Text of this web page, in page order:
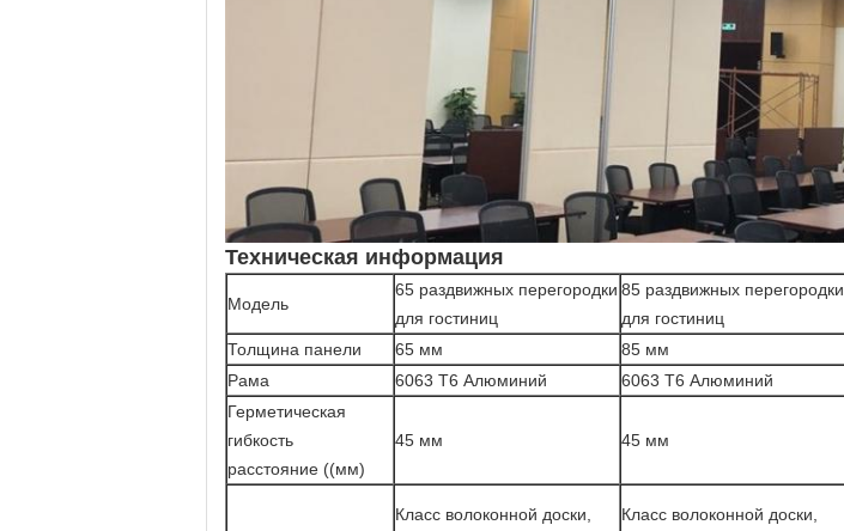
Техническая информация
Модель
65 раздвижных перегородки
для гостиниц
85 раздвижных перегородки
для гостиниц
Толщина панели
65 мм 85 мм
Рама
6063 T6 Алюминий 6063 T6 Алюминий
Герметическая
гибкость
расстояние ((мм)
45 мм 45 мм
Класс волоконной доски,
Класс волоконной доски,